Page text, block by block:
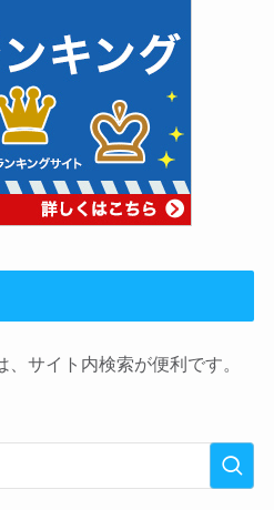
サイト内検索が便利です。